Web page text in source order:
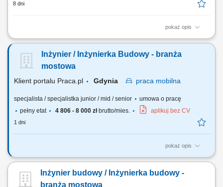
8 dni
pokaż opis
wspieranie realizacji inwestycji drogowych oraz koordynacja prac na
wykonawczych zgodnie z harmonogramem, przygotowywanie
dokumentacji technicznej oraz materiałów do odbiorów robót,
Inżynier / Inżynierka Budowy - branża
mostowa
Klient portalu Praca.pl Gdynia praca mobilna
specjalista / specjalistka junior / mid / senior
umowa o pracę
pełny etat
4 806 - 8 000 złbrutto/mies. aplikuj bez CV
1 dni
pokaż opis
Analiza dokumentacji projektowej. Współpraca z Kierownikiem Budowy.
dostawców. Opracowywanie i archiwizacja dokumentacji, kontrola
kosztów.
Inżynier budowy / Inżynierka budowy -
branża mostowa